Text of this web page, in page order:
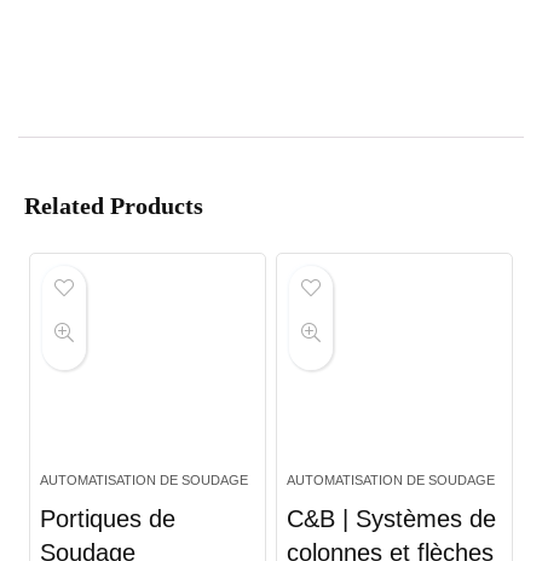
Related Products
AUTOMATISATION DE SOUDAGE
Portiques de
Soudage
AUTOMATISATION DE SOUDAGE
C&B | Systèmes de
colonnes et flèches